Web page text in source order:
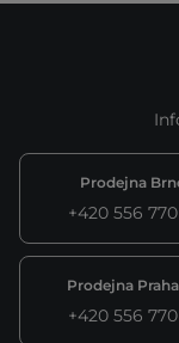
Prodejna
+420 556
Prodejna
+420 556